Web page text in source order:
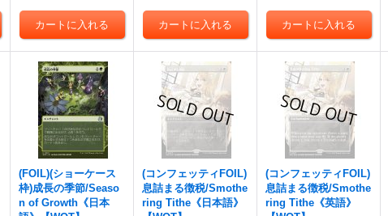
(FOIL)(ショーケース
枠)成長の季節/Seaso
n of Growth《日本
(コンフェッティFOIL)
息詰まる徴税/Smothe
ring Tithe《日本語》
(コンフェッティFOIL)
息詰まる徴税/Smothe
ring Tithe《英語》